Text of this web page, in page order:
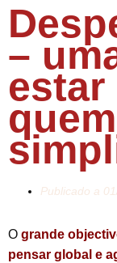
–
estar
Publicado a
O grande
pensar global e